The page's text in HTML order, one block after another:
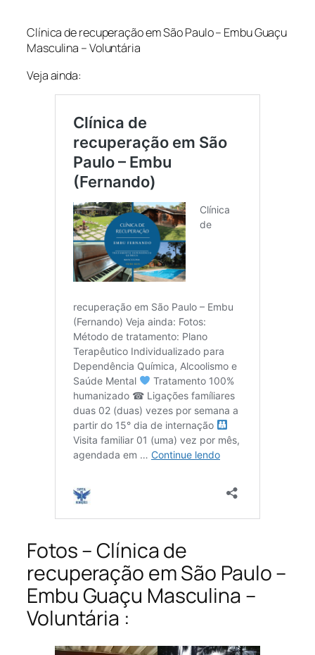
Clínica de recuperação em São Paulo – Embu Guaçu
Masculina – Voluntária
Veja ainda:
Fotos – Clínica de
recuperação em São Paulo –
Embu Guaçu Masculina –
Voluntária :